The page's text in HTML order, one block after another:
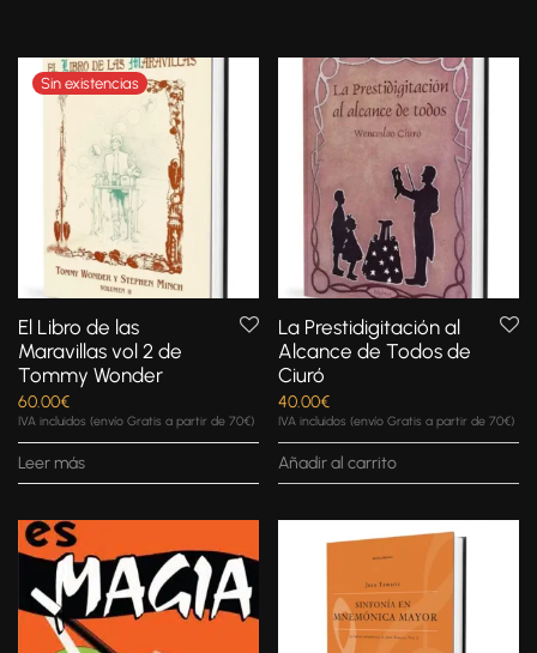
El Libro de las
Maravillas vol 2 de
Tommy Wonder
60.00€
IVA incluidos (envío Gratis a partir de 70€)
Leer más
La Prestidigitación al
Alcance de Todos de
Ciuró
40.00€
IVA incluidos (envío Gratis a partir de 70€)
Añadir al carrito